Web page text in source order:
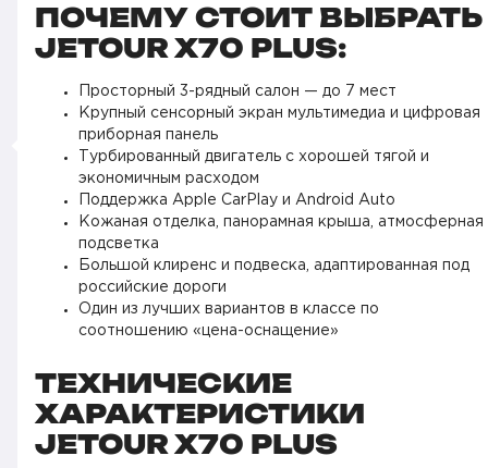
ПОЧЕМУ СТОИТ ВЫБРАТЬ
JETOUR X70 PLUS:
Просторный 3-рядный салон — до 7 мест
Крупный сенсорный экран мультимедиа и цифровая
приборная панель
Турбированный двигатель с хорошей тягой и
экономичным расходом
Поддержка Apple CarPlay и Android Auto
Кожаная отделка, панорамная крыша, атмосферная
подсветка
Большой клиренс и подвеска, адаптированная под
российские дороги
Один из лучших вариантов в классе по
соотношению «цена-оснащение»
ТЕХНИЧЕСКИЕ
ХАРАКТЕРИСТИКИ
JETOUR X70 PLUS